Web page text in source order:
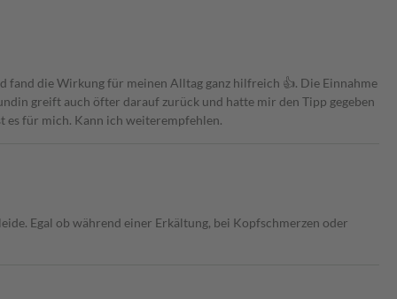
fand die Wirkung für meinen Alltag ganz hilfreich 👍. Die Einnahme
greift auch öfter darauf zurück und hatte mir den Tipp gegeben
es für mich. Kann ich weiterempfehlen.
Egal ob während einer Erkältung, bei Kopfschmerzen oder